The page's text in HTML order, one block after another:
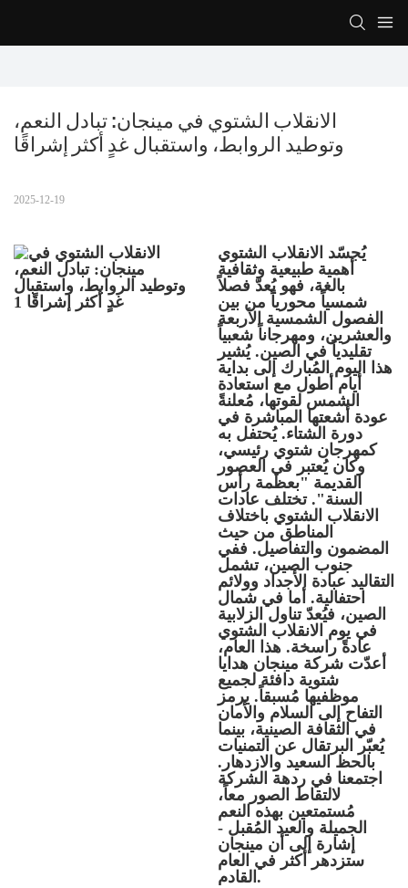
الانقلاب الشتوي في مينجان: تبادل النعم،
وتوطيد الروابط، واستقبال غدٍ أكثر إشراقًا
2025-12-19
يُجسّد الانقلاب الشتوي
أهمية طبيعية وثقافية
بالغة، فهو يُعدّ فصلاً
شمسياً محورياً من بين
الفصول الشمسية الأربعة
والعشرين، ومهرجاناً شعبياً
تقليدياً في الصين. يُشير
هذا اليوم المُبارك إلى بداية
أيام أطول مع استعادة
الشمس لقوتها، مُعلنةً
عودة أشعتها المباشرة في
دورة الشتاء. يُحتفل به
كمهرجان شتوي رئيسي،
وكان يُعتبر في العصور
القديمة "بعظمة رأس
السنة". تختلف عادات
الانقلاب الشتوي باختلاف
المناطق من حيث
المضمون والتفاصيل. ففي
جنوب الصين، تشمل
التقاليد عبادة الأجداد وولائم
احتفالية. أما في شمال
الصين، فيُعدّ تناول الزلابية
في يوم الانقلاب الشتوي
عادةً راسخة. هذا العام،
أعدّت شركة مينجان هدايا
شتوية دافئة لجميع
موظفيها مُسبقاً. يرمز
التفاح إلى السلام والأمان
في الثقافة الصينية، بينما
يُعبّر البرتقال عن التمنيات
بالحظ السعيد والازدهار.
اجتمعنا في ردهة الشركة
لالتقاط الصور معاً،
مُستمتعين بهذه النعم
الجميلة والعيد المُقبل -
إشارة إلى أن مينجان
ستزدهر أكثر في العام
القادم.